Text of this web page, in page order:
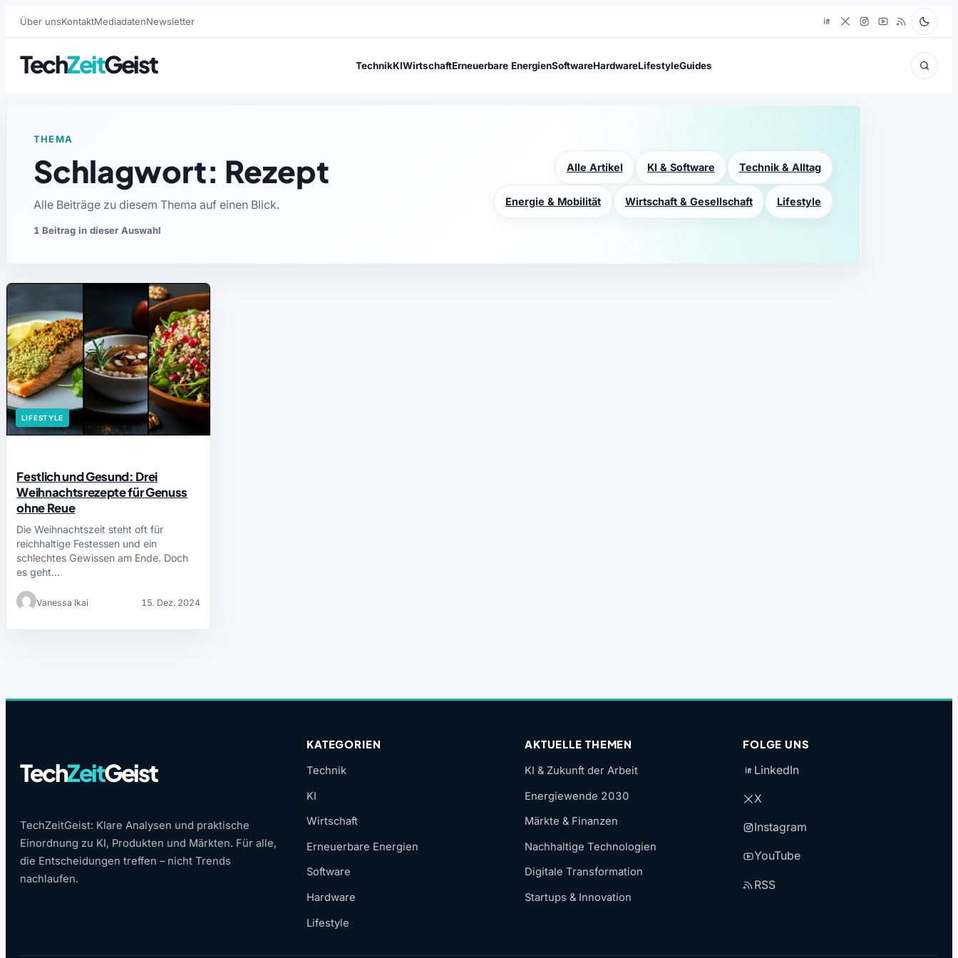
Über unsKontaktMediadatenNewsletter
TechZeitGeist TechnikKIWirtschaftErneuerbare EnergienSoftwareHardwareLifestyleGuides
THEMA
Schlagwort: Rezept
Alle Beiträge zu diesem Thema auf einen Blick.
1 Beitrag in dieser Auswahl
Alle Artikel KI & Software Technik & Alltag
Energie & Mobilität Wirtschaft & Gesellschaft Lifestyle
LIFESTYLE
Festlich und Gesund: Drei
Weihnachtsrezepte für Genuss
ohne Reue
Die Weihnachtszeit steht oft für
reichhaltige Festessen und ein
schlechtes Gewissen am Ende. Doch
es geht…
Vanessa Ikai 15. Dez. 2024
TechZeitGeist
TechZeitGeist: Klare Analysen und praktische
Einordnung zu KI, Produkten und Märkten. Für alle,
die Entscheidungen treffen – nicht Trends
nachlaufen.
KATEGORIEN
Technik
KI
Wirtschaft
Erneuerbare Energien
Software
Hardware
Lifestyle
AKTUELLE THEMEN
KI & Zukunft der Arbeit
Energiewende 2030
Märkte & Finanzen
Nachhaltige Technologien
Digitale Transformation
Startups & Innovation
FOLGE UNS
LinkedIn
X
Instagram
YouTube
RSS